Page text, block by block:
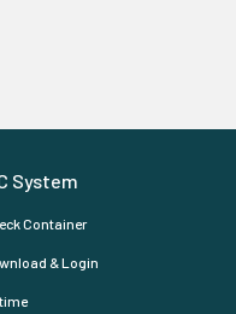
System
Container
& Login